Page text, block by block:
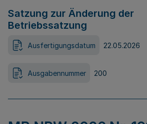
Satzung zur Änderung der
Betriebssatzung
Ausfertigungsdatum 22.05.2026
Ausgabennummer 200